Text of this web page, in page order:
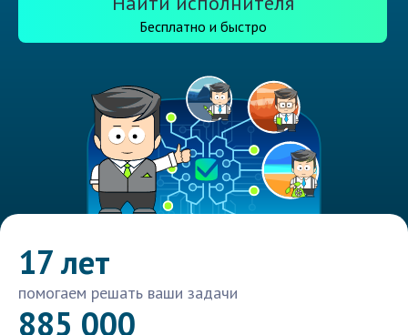
Бесплатно и быстро
17 лет
помогаем решать ваши задачи
885 000